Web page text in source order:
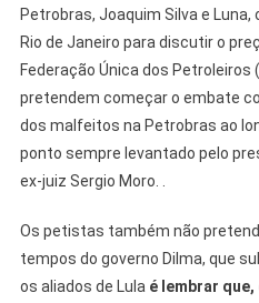
Petrobras, Joaquim Silva e
Rio de Janeiro para discutir o
Federação Única dos Petroleiros
pretendem começar o embate
dos malfeitos na Petrobras ao
ponto sempre levantado pelo
ex-juiz Sergio Moro. .
Os petistas também não
tempos do governo Dilma, que
os aliados de Lula é lembrar